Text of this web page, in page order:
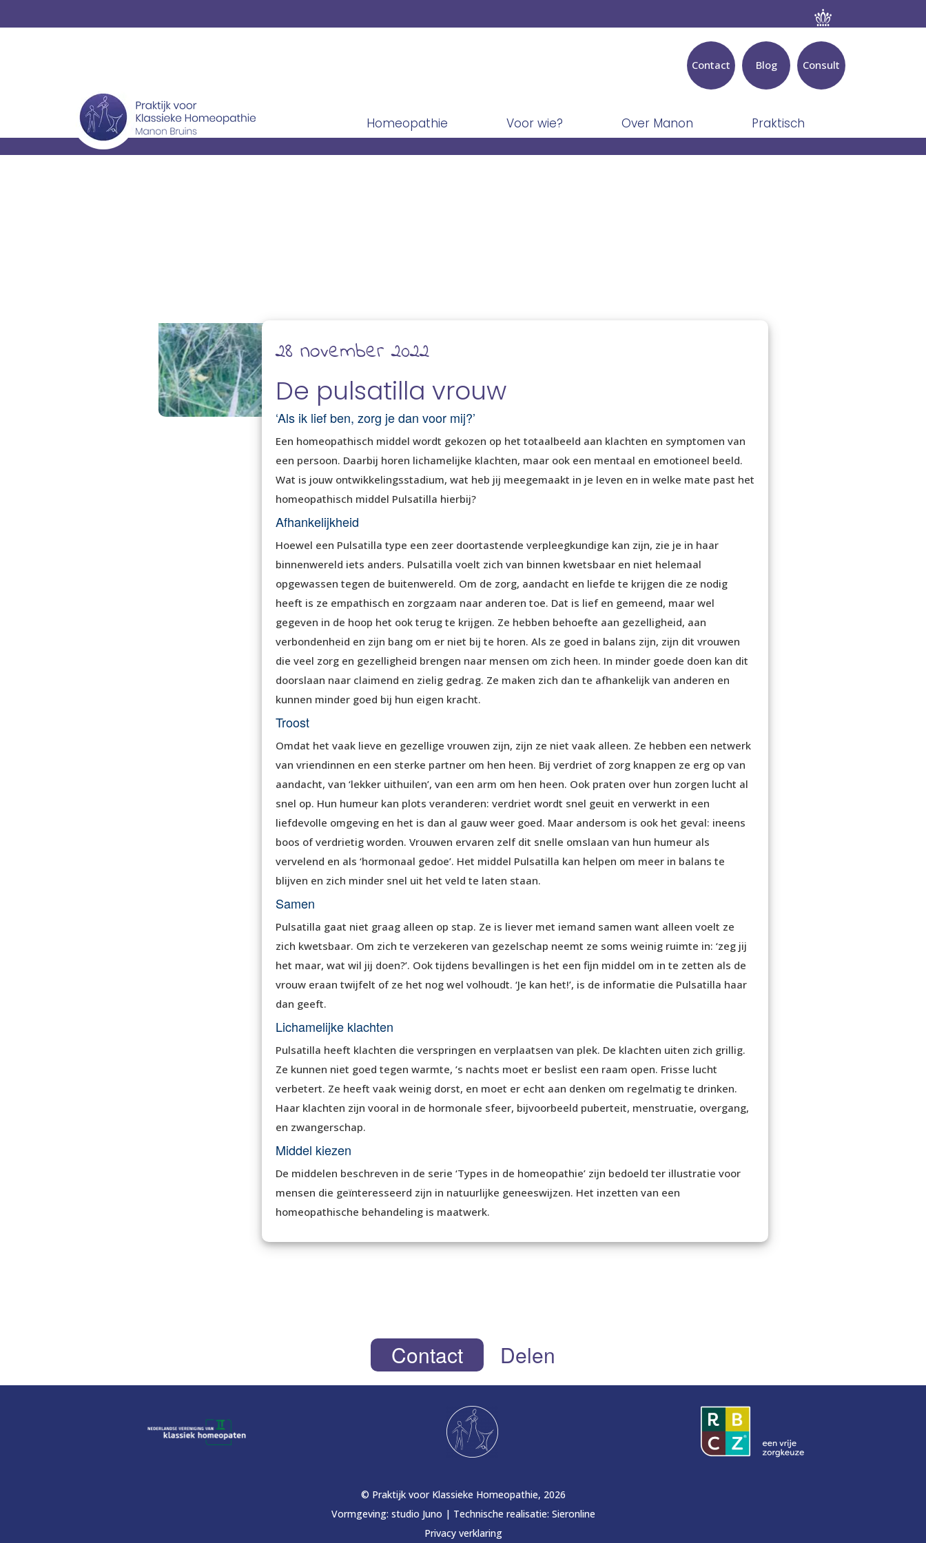
Consult
Blog
Contact
Homeopathie Voor wie? Over Manon Praktisch
28 november 2022
De pulsatilla vrouw
‘Als ik lief ben, zorg je dan voor mij?’
Een homeopathisch middel wordt gekozen op het totaalbeeld aan klachten en symptomen van
een persoon. Daarbij horen lichamelijke klachten, maar ook een mentaal en emotioneel beeld.
Wat is jouw ontwikkelingsstadium, wat heb jij meegemaakt in je leven en in welke mate past het
homeopathisch middel Pulsatilla hierbij?
Afhankelijkheid
Hoewel een Pulsatilla type een zeer doortastende verpleegkundige kan zijn, zie je in haar
binnenwereld iets anders. Pulsatilla voelt zich van binnen kwetsbaar en niet helemaal
opgewassen tegen de buitenwereld. Om de zorg, aandacht en liefde te krijgen die ze nodig
heeft is ze empathisch en zorgzaam naar anderen toe. Dat is lief en gemeend, maar wel
gegeven in de hoop het ook terug te krijgen. Ze hebben behoefte aan gezelligheid, aan
verbondenheid en zijn bang om er niet bij te horen. Als ze goed in balans zijn, zijn dit vrouwen
die veel zorg en gezelligheid brengen naar mensen om zich heen. In minder goede doen kan dit
doorslaan naar claimend en zielig gedrag. Ze maken zich dan te afhankelijk van anderen en
kunnen minder goed bij hun eigen kracht.
Troost
Omdat het vaak lieve en gezellige vrouwen zijn, zijn ze niet vaak alleen. Ze hebben een netwerk
van vriendinnen en een sterke partner om hen heen. Bij verdriet of zorg knappen ze erg op van
aandacht, van ‘lekker uithuilen’, van een arm om hen heen. Ook praten over hun zorgen lucht al
snel op. Hun humeur kan plots veranderen: verdriet wordt snel geuit en verwerkt in een
liefdevolle omgeving en het is dan al gauw weer goed. Maar andersom is ook het geval: ineens
boos of verdrietig worden. Vrouwen ervaren zelf dit snelle omslaan van hun humeur als
vervelend en als ‘hormonaal gedoe’. Het middel Pulsatilla kan helpen om meer in balans te
blijven en zich minder snel uit het veld te laten staan.
Samen
Pulsatilla gaat niet graag alleen op stap. Ze is liever met iemand samen want alleen voelt ze
zich kwetsbaar. Om zich te verzekeren van gezelschap neemt ze soms weinig ruimte in: ‘zeg jij
het maar, wat wil jij doen?’. Ook tijdens bevallingen is het een fijn middel om in te zetten als de
vrouw eraan twijfelt of ze het nog wel volhoudt. ‘Je kan het!’, is de informatie die Pulsatilla haar
dan geeft.
Lichamelijke klachten
Pulsatilla heeft klachten die verspringen en verplaatsen van plek. De klachten uiten zich grillig.
Ze kunnen niet goed tegen warmte, ’s nachts moet er beslist een raam open. Frisse lucht
verbetert. Ze heeft vaak weinig dorst, en moet er echt aan denken om regelmatig te drinken.
Haar klachten zijn vooral in de hormonale sfeer, bijvoorbeeld puberteit, menstruatie, overgang,
en zwangerschap.
Middel kiezen
De middelen beschreven in de serie ‘Types in de homeopathie’ zijn bedoeld ter illustratie voor
mensen die geïnteresseerd zijn in natuurlijke geneeswijzen. Het inzetten van een
homeopathische behandeling is maatwerk.
Contact Delen
© Praktijk voor Klassieke Homeopathie, 2026
Vormgeving: studio Juno | Technische realisatie: Sieronline
Privacy verklaring